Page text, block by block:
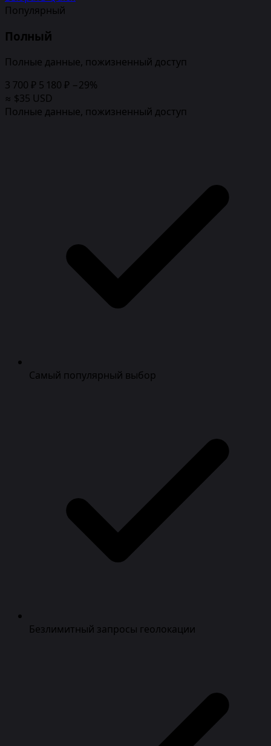
Популярный
Полный
Полные данные, пожизненный доступ
3 700 ₽ 5 180 ₽ −29%
≈ $35 USD
Полные данные, пожизненный доступ
Самый популярный выбор
Безлимитный запросы геолокации